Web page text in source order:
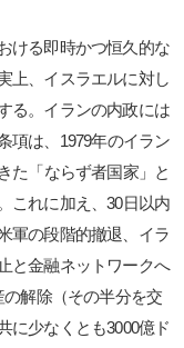
ける即時かつ恒久的な
上、イスラエルに対し
る。イランの内政には
項は、1979年のイラン
た「ならず者国家」と
これに加え、30日以内
軍の段階的撤退、イラ
と金融ネットワークへ
解除（その半分を交
に少なくとも3000億ド